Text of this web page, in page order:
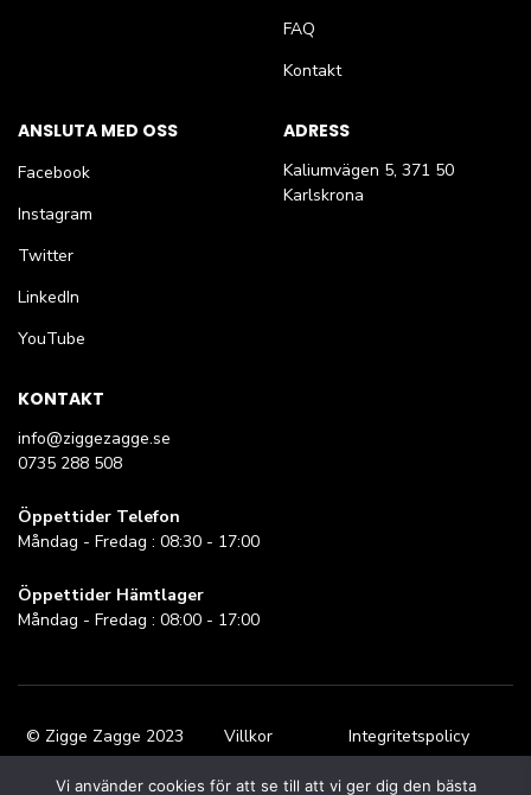
FAQ
Kontakt
ANSLUTA MED OSS
Facebook
Instagram
Twitter
LinkedIn
YouTube
ADRESS
Kaliumvägen 5, 371 50
Karlskrona
KONTAKT
info@ziggezagge.se
0735 288 508
Öppettider Telefon
Måndag - Fredag : 08:30 - 17:00
Öppettider Hämtlager
Måndag - Fredag : 08:00 - 17:00
© Zigge Zagge 2023 Villkor Integritetspolicy
Vi använder cookies för att se till att vi ger dig den bästa